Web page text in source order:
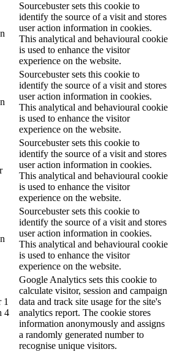
Sourcebuster sets this cookie to
identify the source of a visit and stores
user action information in cookies.
This analytical and behavioural cookie
is used to enhance the visitor
experience on the website.
Sourcebuster sets this cookie to
identify the source of a visit and stores
user action information in cookies.
This analytical and behavioural cookie
is used to enhance the visitor
experience on the website.
Sourcebuster sets this cookie to
identify the source of a visit and stores
user action information in cookies.
This analytical and behavioural cookie
is used to enhance the visitor
experience on the website.
Sourcebuster sets this cookie to
identify the source of a visit and stores
user action information in cookies.
This analytical and behavioural cookie
is used to enhance the visitor
experience on the website.
1
4
Google Analytics sets this cookie to
calculate visitor, session and campaign
data and track site usage for the site's
analytics report. The cookie stores
information anonymously and assigns
a randomly generated number to
recognise unique visitors.